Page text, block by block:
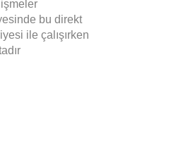
bu direkt
ile çalışırken